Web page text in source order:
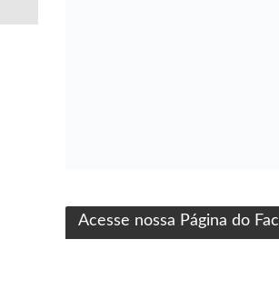
produção Folha Filmes
Acesse nossa Página do